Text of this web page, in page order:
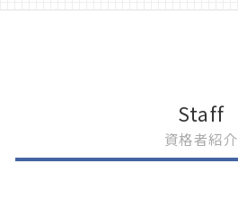
刑事事件 保釈
交通事故 被害者 弁護士
交通事故 病院 支払い
民事再生とは 個人
任意整理 債務整理
Staff
資格者紹介